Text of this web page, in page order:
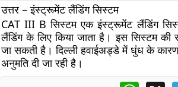
उत्तर – इंस्ट्रूमेंट लैंडिंग सिस्टम
CAT III B सिस्टम एक इंस्ट्रूमेंट लैंडिंग
लैंडिंग के लिए किया जाता है। इस सिस्टम की
जा सकती है। दिल्ली हवाईअड्डे में धुंध के
अनुमति दी जा रही है।